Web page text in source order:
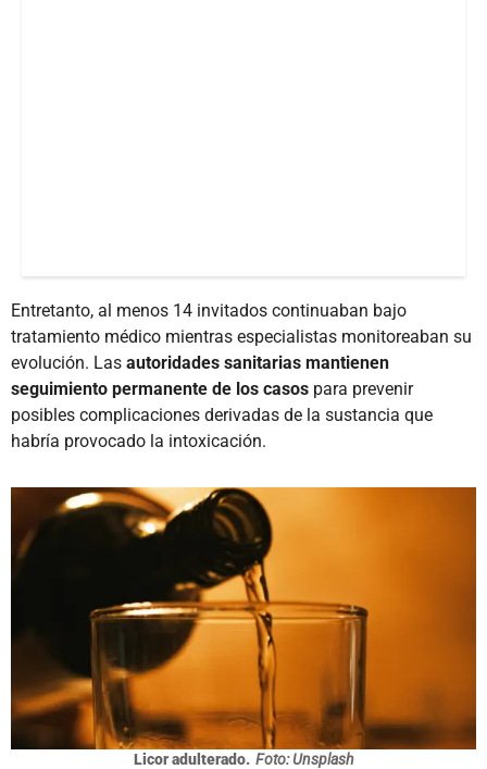
Entretanto, al menos 14 invitados continuaban bajo
tratamiento médico mientras especialistas monitoreaban su
evolución. Las autoridades sanitarias mantienen
seguimiento permanente de los casos para prevenir
posibles complicaciones derivadas de la sustancia que
habría provocado la intoxicación.
Licor adulterado. Foto: Unsplash